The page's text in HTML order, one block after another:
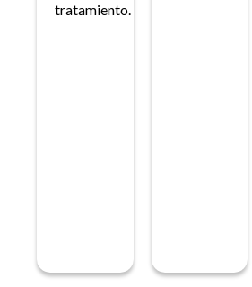
tratamiento.